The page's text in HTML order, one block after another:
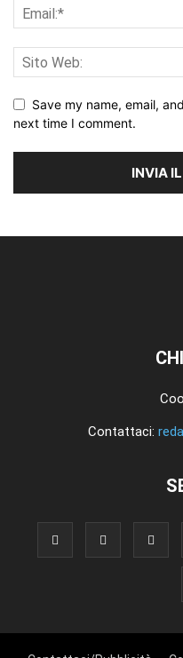
Save my name, email,
next time I comment.
Contattaci: